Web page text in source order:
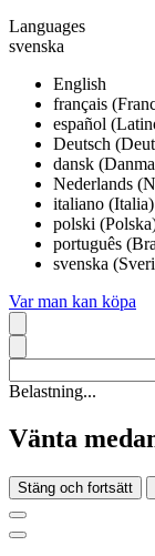
Languages
svenska
English
français
español
Deutsch
dansk
Nederlands
italiano (Italia)
polski
português
svenska
Var man kan köpa
Belastning...
Vänta
Stäng och fortsätt